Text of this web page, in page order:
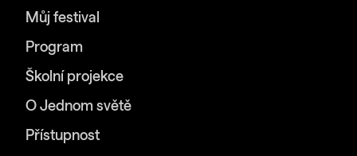
Můj festival
Program
Školní projekce
O Jednom světě
Přístupnost